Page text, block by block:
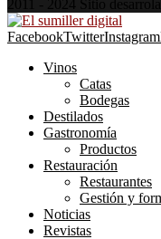
2011 - 2024 Sitio
FacebookTwitterInstagram
Vinos
Catas
Bodegas
Destilados
Gastronomía
Productos
Restauración
Restaurantes
Gestión y
Noticias
Revistas